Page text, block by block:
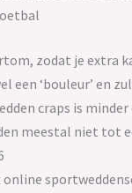
zodat je extra
een ‘bouleur’ en
craps is
meestal niet tot